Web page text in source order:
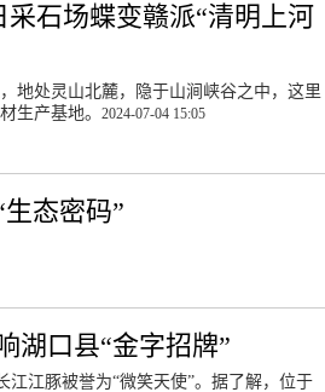
采石场蝶变赣派“清明上河
地处灵山北麓，隐于山涧峡谷之中，这里
生产基地。 2024-07-04 15:05
态密码”
湖口县“金字招牌”
江豚被誉为“微笑天使”。据了解，位于